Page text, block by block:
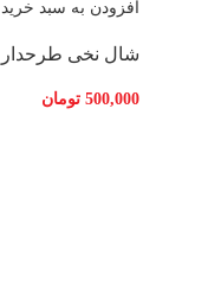
افزودن به سبد خرید
شال نخی طرحدار 011252
500,000 تومان